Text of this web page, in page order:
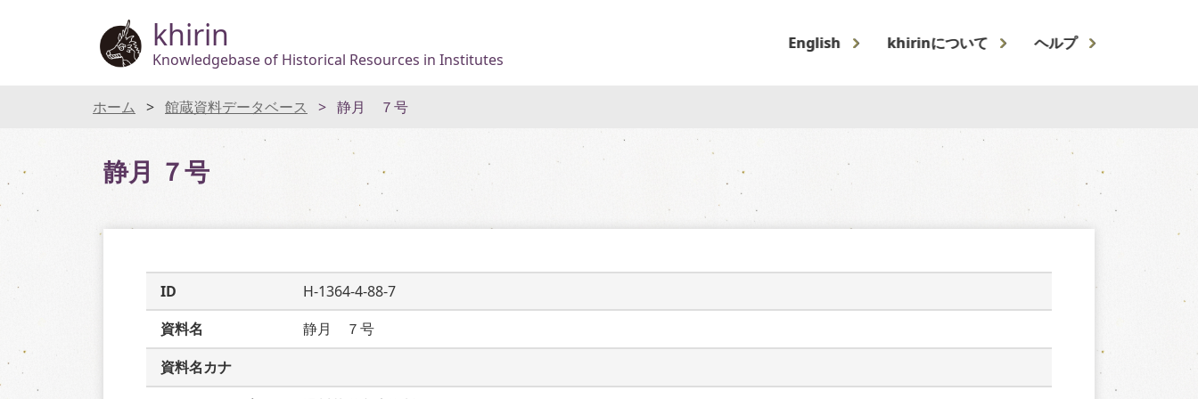
khirin
Knowledgebase of Historical Resources in Institutes
English khirinについて ヘルプ
ホーム 館蔵資料データベース 静月 ７号
静月 ７号
ID
H-1364-4-88-7
資料名
静月　７号
資料名カナ